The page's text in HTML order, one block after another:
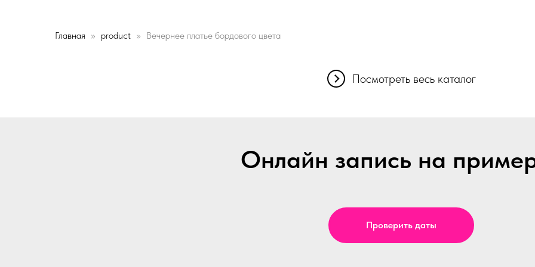
Главная product Вечернее платье бордового цвета
Посмотреть весь каталог
Онлайн запись на
Проверить даты